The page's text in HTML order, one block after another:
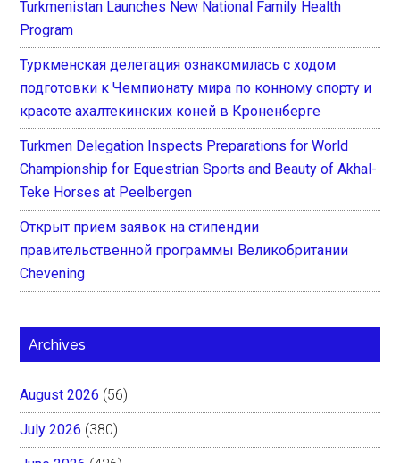
Turkmenistan Launches New National Family Health
Program
Туркменская делегация ознакомилась с ходом
подготовки к Чемпионату мира по конному спорту и
красоте ахалтекинских коней в Кроненберге
Turkmen Delegation Inspects Preparations for World
Championship for Equestrian Sports and Beauty of Akhal-
Teke Horses at Peelbergen
Открыт прием заявок на стипендии
правительственной программы Великобритании
Chevening
Archives
August 2026 (56)
July 2026 (380)